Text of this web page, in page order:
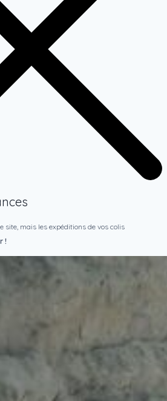
site, mais les expéditions de vos colis
!